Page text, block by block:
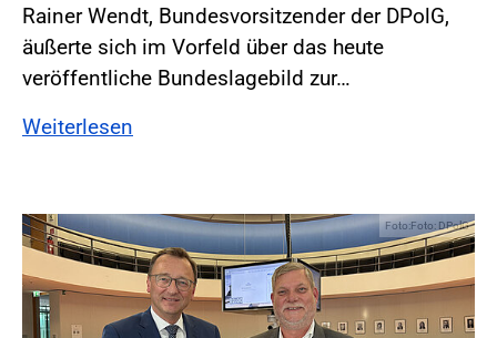
Rainer Wendt, Bundesvorsitzender der DPolG,
äußerte sich im Vorfeld über das heute
veröffentliche Bundeslagebild zur…
Weiterlesen
Foto:Foto: DPolG